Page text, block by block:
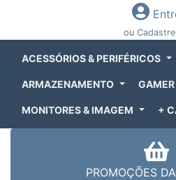
ou
ACESSÓRIOS & PERIFÉRICOS
ARMAZENAMENTO GAMER
MONITORES & IMAGEM +
PROMOÇÕES